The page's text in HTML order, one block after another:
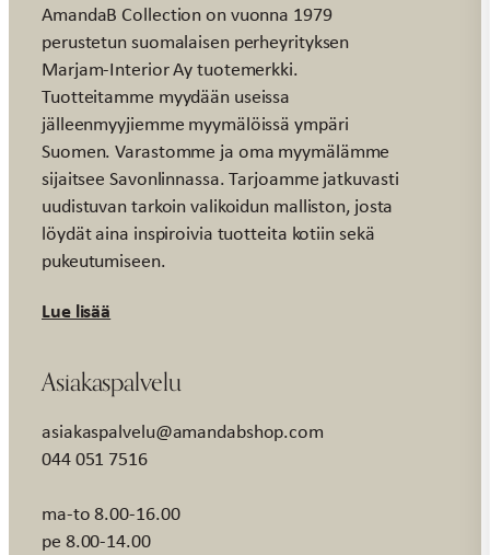
AmandaB Collection on vuonna 1979
perustetun suomalaisen perheyrityksen
Marjam-Interior Ay tuotemerkki.
Tuotteitamme myydään useissa
jälleenmyyjiemme myymälöissä ympäri
Suomen. Varastomme ja oma myymälämme
sijaitsee Savonlinnassa. Tarjoamme jatkuvasti
uudistuvan tarkoin valikoidun malliston, josta
löydät aina inspiroivia tuotteita kotiin sekä
pukeutumiseen.
Lue lisää
Asiakaspalvelu
asiakaspalvelu@amandabshop.com
044 051 7516
ma-to 8.00-16.00
pe 8.00-14.00